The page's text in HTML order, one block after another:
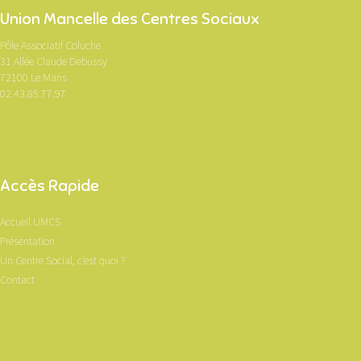
Union Mancelle des Centres Sociaux
Pôle Associatif Coluche
31 Allée Claude Debussy
72100 Le Mans
02.43.85.77.97
Accès Rapide
Accueil UMCS
Présentation
Un Centre Social, c'est quoi ?
Contact